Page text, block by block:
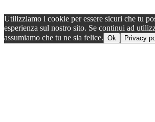
Utilizziamo i cookie per essere sicuri che tu
esperienza sul nostro sito. Se continui ad
assumiamo che tu ne sia felice. Ok Privacy